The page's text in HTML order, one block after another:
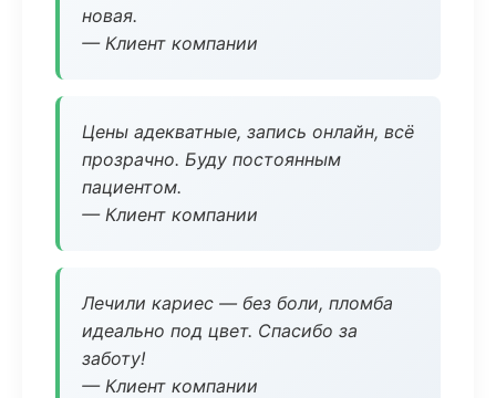
новая.
— Клиент компании
Цены адекватные, запись онлайн, всё
прозрачно. Буду постоянным
пациентом.
— Клиент компании
Лечили кариес — без боли, пломба
идеально под цвет. Спасибо за
заботу!
— Клиент компании